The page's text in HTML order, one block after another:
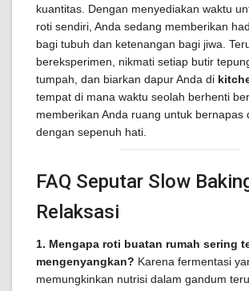
kuantitas. Dengan menyediakan waktu
roti sendiri, Anda sedang memberikan
bagi tubuh dan ketenangan bagi jiwa.
bereksperimen, nikmati setiap butir
tumpah, dan biarkan dapur Anda di
tempat di mana waktu seolah berhenti
memberikan Anda ruang untuk bernapas
dengan sepenuh hati.
FAQ Seputar Slow
Relaksasi
1. Mengapa roti buatan rumah sering
mengenyangkan? Karena fermentasi
memungkinkan nutrisi dalam gandum